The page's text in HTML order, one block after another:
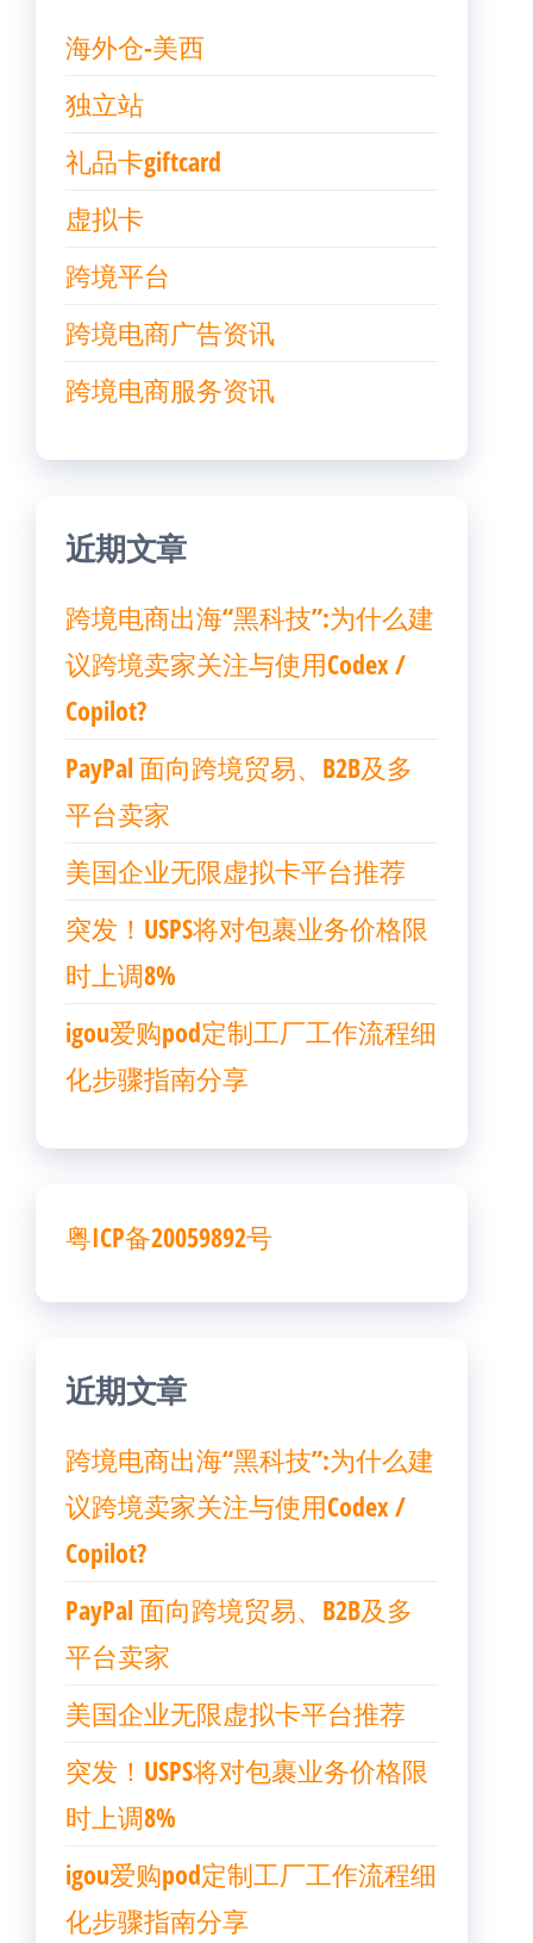
海外仓-美西
独立站
礼品卡giftcard
虚拟卡
跨境平台
跨境电商广告资讯
跨境电商服务资讯
近期文章
跨境电商出海“黑科技”:为什么建
议跨境卖家关注与使用Codex /
Copilot?
PayPal 面向跨境贸易、B2B及多
平台卖家
美国企业无限虚拟卡平台推荐
突发！USPS将对包裹业务价格限
时上调8%
igou爱购pod定制工厂工作流程细
化步骤指南分享
粤ICP备20059892号
近期文章
跨境电商出海“黑科技”:为什么建
议跨境卖家关注与使用Codex /
Copilot?
PayPal 面向跨境贸易、B2B及多
平台卖家
美国企业无限虚拟卡平台推荐
突发！USPS将对包裹业务价格限
时上调8%
igou爱购pod定制工厂工作流程细
化步骤指南分享